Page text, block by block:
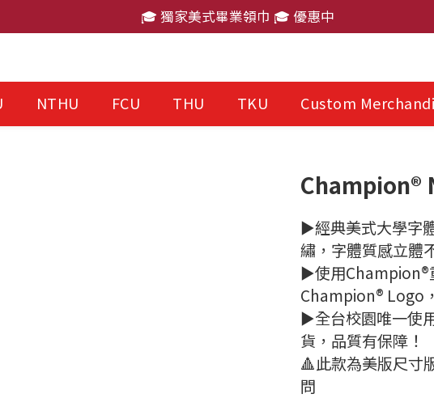
🎓 獨家美式畢業領巾 🎓 優惠中
🎓 獨家美式畢業領巾 🎓 優惠中
🎓 獨家美式畢業領巾 🎓 優惠中
NTHU FCU THU TKU Custom
Champion®
►經典美式大學字
繡，字體質感立體
►使用Champion®
Champion® Logo
►全台校園唯一使
貨，品質有保障！
🔺此款為美版尺寸
問